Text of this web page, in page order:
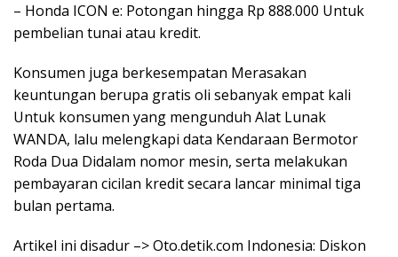
– Honda ICON e: Potongan hingga Rp 888.000 Untuk
pembelian tunai atau kredit.
Konsumen juga berkesempatan Merasakan
keuntungan berupa gratis oli sebanyak empat kali
Untuk konsumen yang mengunduh Alat Lunak
WANDA, lalu melengkapi data Kendaraan Bermotor
Roda Dua Didalam nomor mesin, serta melakukan
pembayaran cicilan kredit secara lancar minimal tiga
bulan pertama.
Artikel ini disadur –> Oto.detik.com Indonesia: Diskon